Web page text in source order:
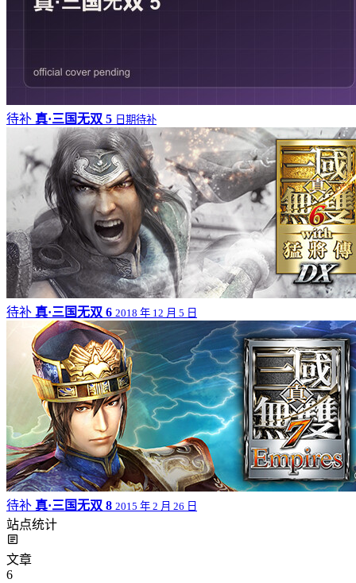
待补 真·三国无双 5 日期待补
待补 真·三国无双 6 2018 年 12 月 5 日
待补 真·三国无双 8 2015 年 2 月 26 日
站点统计
文章
6